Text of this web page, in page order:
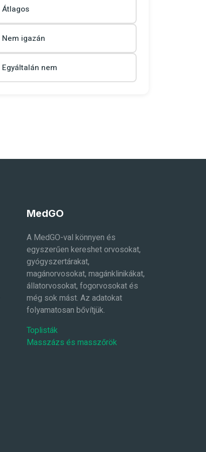
Átlagos
Nem igazán
Egyáltalán nem
MedGO
A MedGO-val könnyen és
egyszerűen kereshet orvosokat,
gyógyszertárakat,
magánorvosokat, magánklinikákat,
állatorvosokat, fogorvosokat és
még sok mást. Az adatokat
folyamatosan bővítjük.
Toplisták
Masszázs és masszőrök